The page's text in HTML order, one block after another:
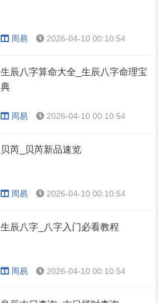
周易 2026-04-10 00:10:54
生辰八字算命大全_生辰八字命理宝
典
周易 2026-04-10 00:10:54
贝芮_贝芮新品速览
周易 2026-04-10 00:10:54
生辰八字_八字入门必看教程
周易 2026-04-10 00:10:54